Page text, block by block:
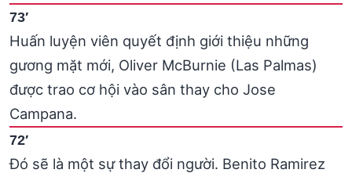
73′
Huấn luyện viên quyết định giới thiệu những
gương mặt mới, Oliver McBurnie (Las Palmas)
được trao cơ hội vào sân thay cho Jose
Campana.
72′
Đó sẽ là một sự thay đổi người. Benito Ramirez